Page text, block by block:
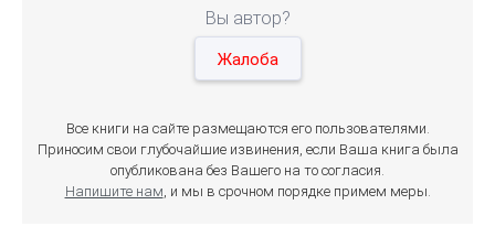
Вы автор?
Жалоба
Все книги на сайте размещаются его пользователями.
Приносим свои глубочайшие извинения, если Ваша книга была
опубликована без Вашего на то согласия.
Напишите нам, и мы в срочном порядке примем меры.